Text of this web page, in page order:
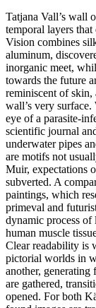
Tatjana Vall’s wall
temporal layers
Vision combines
aluminum,
inorganic meet,
towards the future
reminiscent of skin,
wall’s very
eye of a parasite-
scientific journal
underwater pipes
are motifs not
Muir, expectations
subverted. A
paintings, which
primeval and
dynamic process
human muscle
Clear readability is
pictorial worlds in
another, generating
are gathered,
opened. For both